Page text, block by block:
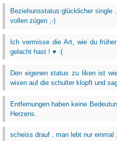
Beziehunsstatus:glücklicher single
vollen zügen ;-)
Ich vermisse die Art, wie du
gelacht hast ! ♥ :(
Den eigenen status zu liken ist
wixen auf die schulter klopft und
Entfernungen haben keine
Herzens.
scheiss drauf , man lebt nur einmal